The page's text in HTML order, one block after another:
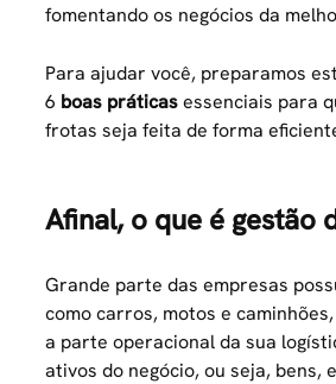
fomentando os negócios da
Para ajudar você, preparamos
6 boas práticasessenciais para
frotas seja feita de forma
Afinal, o que é gestão
Grande parte das empresas
como carros, motos e
a parte operacional da sua
ativos do negócio, ou seja, bens,